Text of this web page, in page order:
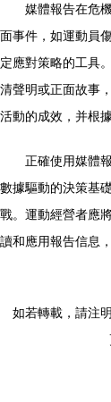
媒體報告在危
面事件，如運動員
定應對策略的工具
清聲明或正面故事
活動的成效，并根
正確使用媒體
數據驅動的決策基
戰。運動經營者應
讀和應用報告信息
如若轉載，請注